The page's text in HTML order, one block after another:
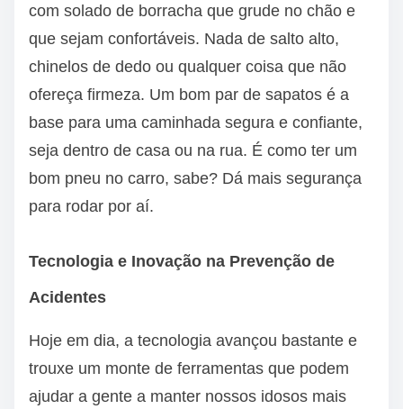
com solado de borracha que grude no chão e
que sejam confortáveis. Nada de salto alto,
chinelos de dedo ou qualquer coisa que não
ofereça firmeza. Um bom par de sapatos é a
base para uma caminhada segura e confiante,
seja dentro de casa ou na rua. É como ter um
bom pneu no carro, sabe? Dá mais segurança
para rodar por aí.
Tecnologia e Inovação na Prevenção de
Acidentes
Hoje em dia, a tecnologia avançou bastante e
trouxe um monte de ferramentas que podem
ajudar a gente a manter nossos idosos mais